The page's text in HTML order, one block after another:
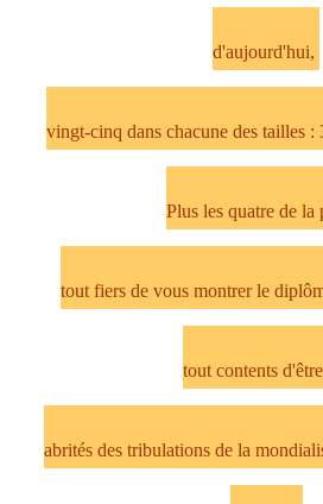
d'aujourd'hui,
vingt-cinq dans chacune des tailles :
Plus les quatre de la
tout fiers de vous montrer le
tout contents
abrités des tribulations de la